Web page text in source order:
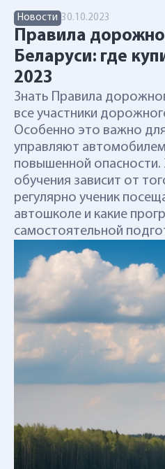
Новости 30.10.2023
Правила
Беларуси: где
2023
Знать Правила
все участники
Особенно это важно
управляют
повышенной
обучения зависит от
регулярно ученик
автошколе и какие
самостоятельной